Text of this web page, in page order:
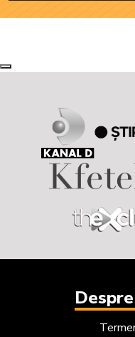
Next
Previous